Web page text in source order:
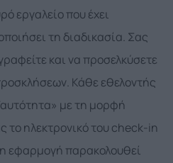
εργαλείο που έχει
τη διαδικασία. Σας
και να προσελκύσετε
Κάθε εθελοντής
με τη μορφή
το ηλεκτρονικό του check-in
εφαρμογή παρακολουθεί